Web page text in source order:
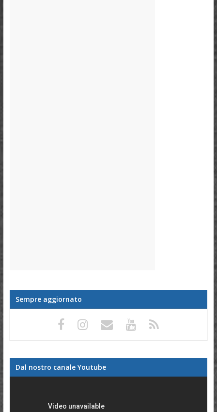
Sempre aggiornato
Dal nostro canale Youtube